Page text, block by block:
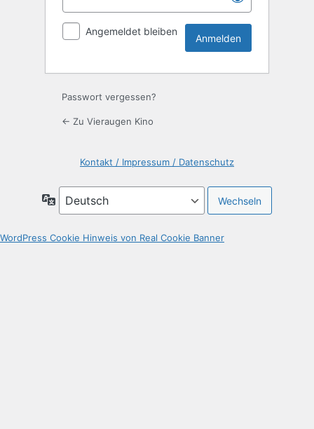
Angemeldet bleiben
Passwort vergessen?
← Zu Vieraugen Kino
Kontakt / Impressum / Datenschutz
Sprache
WordPress Cookie Hinweis von Real Cookie Banner